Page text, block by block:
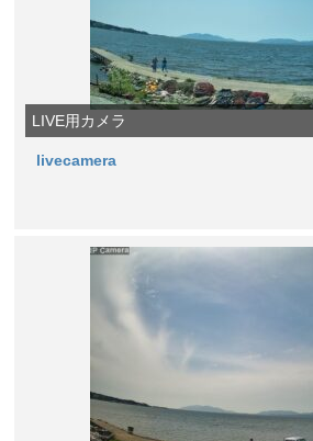
LIVE用カメラ
livecamera